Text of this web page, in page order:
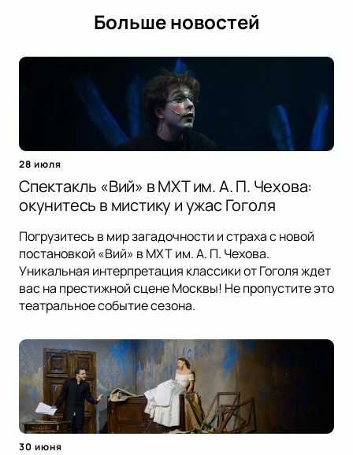
Больше новостей
28 июля
Спектакль «Вий» в МХТ им. А. П. Чехова:
окунитесь в мистику и ужас Гоголя
Погрузитесь в мир загадочности и страха с новой
постановкой «Вий» в МХТ им. А. П. Чехова.
Уникальная интерпретация классики от Гоголя ждет
вас на престижной сцене Москвы! Не пропустите это
театральное событие сезона.
30 июня